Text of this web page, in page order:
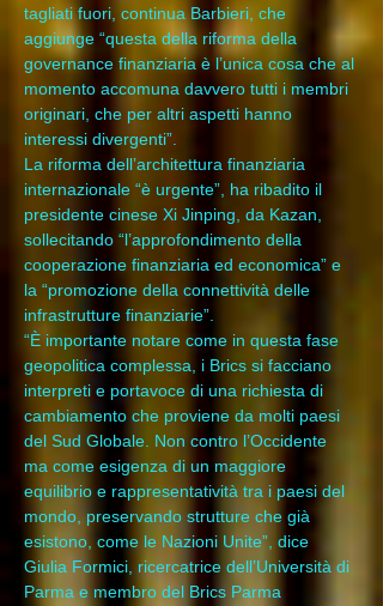
tagliati fuori, continua Barbieri, che
aggiunge “questa della riforma della
governance finanziaria è l’unica cosa che al
momento accomuna davvero tutti i membri
originari, che per altri aspetti hanno
interessi divergenti”.
La riforma dell’architettura finanziaria
internazionale “è urgente”, ha ribadito il
presidente cinese Xi Jinping, da Kazan,
sollecitando “l’approfondimento della
cooperazione finanziaria ed economica” e
la “promozione della connettività delle
infrastrutture finanziarie”.
“È importante notare come in questa fase
geopolitica complessa, i Brics si facciano
interpreti e portavoce di una richiesta di
cambiamento che proviene da molti paesi
del Sud Globale. Non contro l’Occidente
ma come esigenza di un maggiore
equilibrio e rappresentatività tra i paesi del
mondo, preservando strutture che già
esistono, come le Nazioni Unite”, dice
Giulia Formici, ricercatrice dell’Università di
Parma e membro del Brics Parma